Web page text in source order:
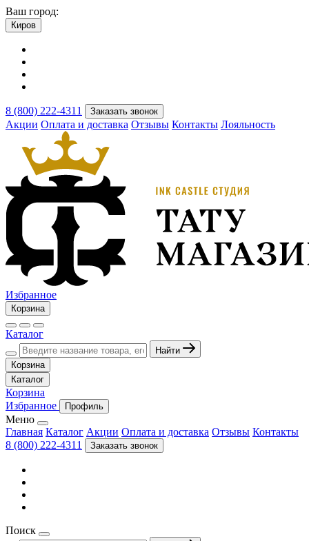
Ваш город:
Киров
8 (800) 222-4311 Заказать звонок
Акции Оплата и доставка Отзывы Контакты Лояльность
Избранное
Корзина
Каталог
Найти
Корзина
Каталог
Корзина
Избранное
Профиль
Меню
Главная Каталог Акции Оплата и доставка Отзывы Контакты
8 (800) 222-4311
Заказать звонок
Поиск